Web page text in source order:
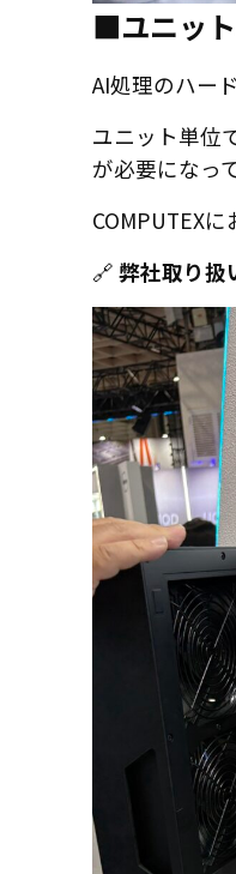
■ユニッ
AI処理のハー
ユニット単位
が必要になっ
COMPUTEX
🔗弊社取り扱